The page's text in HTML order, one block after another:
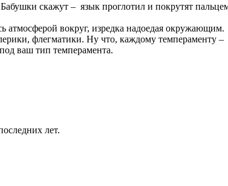
скажут – язык проглотил и покрутят
атмосферой вокруг, изредка надоедая окружающим.
флегматики. Ну что, каждому темпераменту –
ваш тип темперамента.
лет.